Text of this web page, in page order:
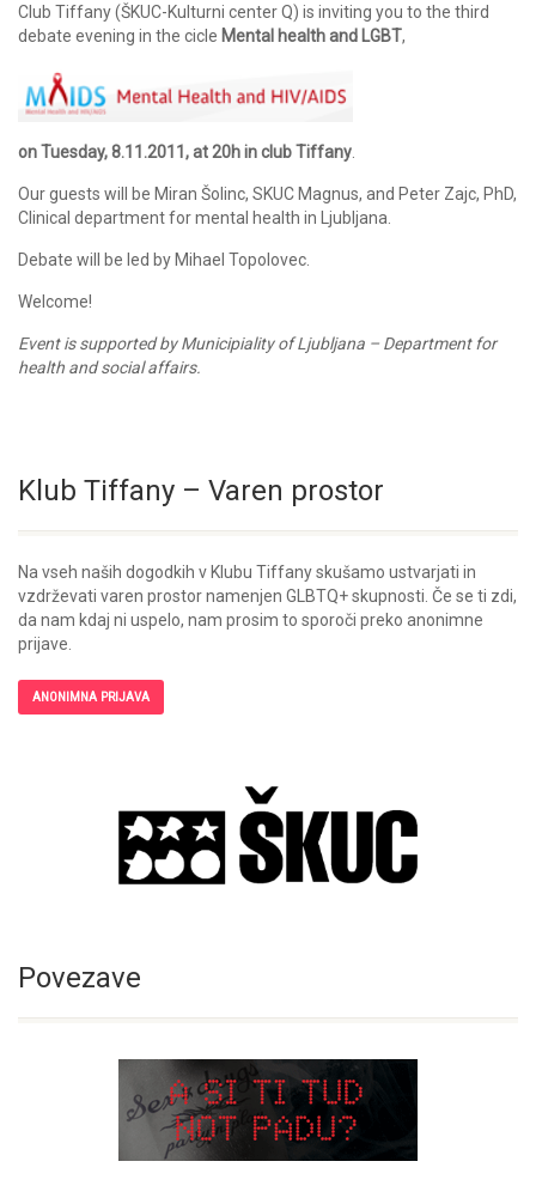
Club Tiffany (ŠKUC-Kulturni center Q) is inviting you to the third
debate evening in the cicle Mental health and LGBT,
on Tuesday,8.11.2011, at 20h in club Tiffany
Our guests will be Miran Šolinc, SKUC Magnus, and Peter Zajc, PhD,
Clinical department for mental health in Ljubljana.
Debate will be led by Mihael Topolovec.
Welcome!
Event is supported by Municipiality of Ljubljana – Department for
health and social affairs.
Klub Tiffany – Varen prostor
Na vseh naših dogodkih v Klubu Tiffany skušamo ustvarjati in
vzdrževati varen prostor namenjen GLBTQ+ skupnosti. Če se ti zdi,
da nam kdaj ni uspelo, nam prosim to sporoči preko anonimne
prijave.
ANONIMNA PRIJAVA
Povezave